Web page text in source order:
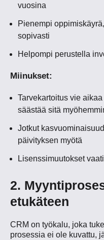
vuosina
Pienempi
sopivasti
Helpompi perustella
Miinukset:
Tarvekartoitus vie
säästää sitä
Jotkut
päivityksen myötä
Lisenssimuutokset
2.
etukäteen
CRM on työkalu, joka
prosessia ei ole kuvattu,